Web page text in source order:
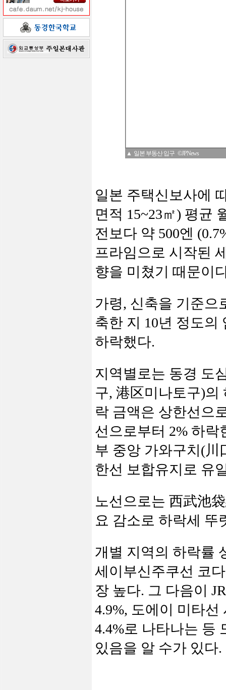
▲ 일본 부동산 입구 ©JPNews
일본 주택신보사에
면적 15~23㎡) 평균
전보다 약 500엔
프라임으로 시작된
향을 미쳤기 때문이
가령, 신축을 기준으
축한 지 10년 정도의
하락했다.
지역별로는 동경 도
구, 港区미나토구)의
락 금액은 상한선으
선으로부터 2% 하락
부 중앙 가와구치 (川
한선 보합유지로 유
노선으로는 西武池
요 감소로 하락세 뚜
개별 지역의 하락률
세이부신주쿠선 코
장 높다. 그 다음이 JR
4.9%, 도에이 미타선
4.4%로 나타나는 등
있음을 알 수가 있다.